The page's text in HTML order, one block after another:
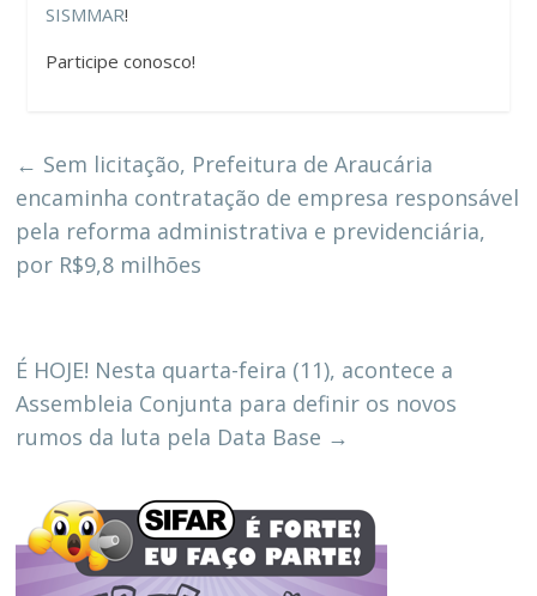
SISMMAR!
Participe conosco!
← Sem licitação, Prefeitura de Araucária
encaminha contratação de empresa responsável
pela reforma administrativa e previdenciária,
por R$9,8 milhões
É HOJE! Nesta quarta-feira (11), acontece a
Assembleia Conjunta para definir os novos
rumos da luta pela Data Base →